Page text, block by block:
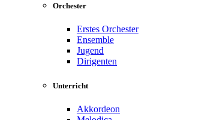
Orchester
Erstes Orchester
Ensemble
Jugend
Dirigenten
Unterricht
Akkordeon